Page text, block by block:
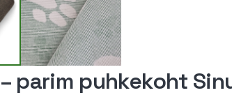
parim puhkekoht